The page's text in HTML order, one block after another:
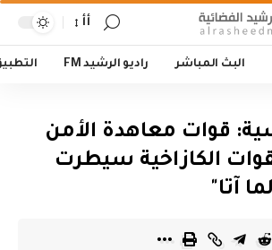
أأ
البث المباشر راديو الرشيد FM
قوات معاهدة الأمن
الكازاخية سيطرت
آتا"